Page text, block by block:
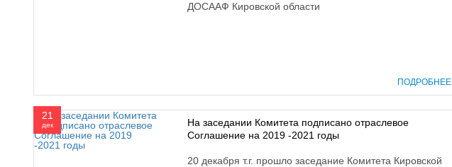
ДОСААФ Кировской области
ПОДРОБНЕЕ
21
дек
На заседании Комитета подписано отраслевое
Соглашение на 2019 -2021 годы
20 декабря т.г. прошло заседание Комитета Кировской